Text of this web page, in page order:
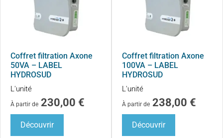
Coffret filtration Axone
50VA – LABEL
HYDROSUD
L'unité
À partir de 230,00 €
Découvrir
Coffret filtration Axone
100VA – LABEL
HYDROSUD
L'unité
À partir de 238,00 €
Découvrir